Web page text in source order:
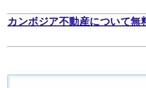
カンボジア不動産について無